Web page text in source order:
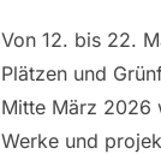
Von 12. bis 22.
Plätzen und
Mitte März 2026
Werke und